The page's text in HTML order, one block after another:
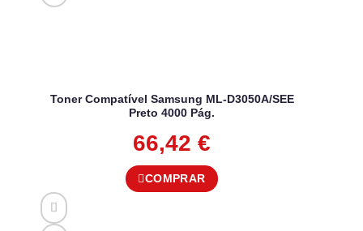
Toner Compatível Samsung ML-D3050A/SEE
Preto 4000 Pág.
66,42 €
COMPRAR